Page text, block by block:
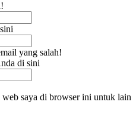
yang salah!
di sini
web saya di browser ini untuk lain